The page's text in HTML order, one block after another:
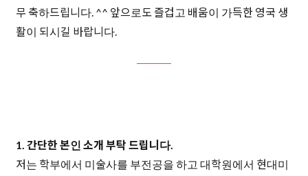
무 축하드립니다. ^^ 앞으로도 즐겁고 배움이 가득한 영국 생
활이 되시길 바랍니다.
1. 간단한 본인 소개 부탁 드립니다.
저는 학부에서 미술사를 부전공을 하고 대학원에서 현대미